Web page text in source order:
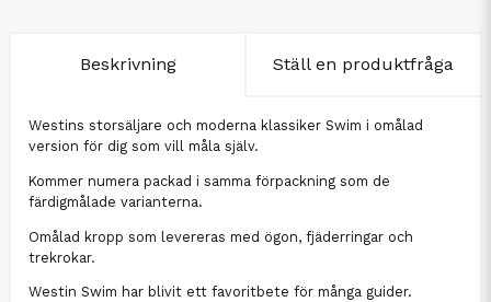
Beskrivning Ställ en produktfråga
Westins storsäljare och moderna klassiker Swim i omålad
version för dig som vill måla själv.
Kommer numera packad i samma förpackning som de
färdigmålade varianterna.
Omålad kropp som levereras med ögon, fjäderringar och
trekrokar.
Westin Swim har blivit ett favoritbete för många guider.